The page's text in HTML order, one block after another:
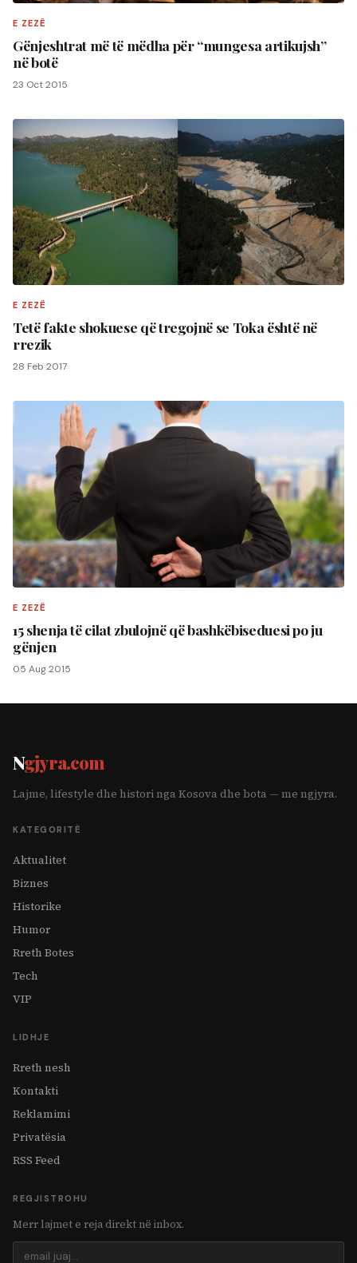
E ZEZË
Gënjeshtrat më të mëdha për “mungesa artikujsh”
në botë
23 Oct 2015
E ZEZË
Tetë fakte shokuese që tregojnë se Toka është në
rrezik
28 Feb 2017
E ZEZË
15 shenja të cilat zbulojnë që bashkëbiseduesi po ju
gënjen
05 Aug 2015
Ngjyra.com
Lajme, lifestyle dhe histori nga Kosova dhe bota — me ngjyra.
KATEGORITË
Aktualitet
Biznes
Historike
Humor
Rreth Botes
Tech
VIP
LIDHJE
Rreth nesh
Kontakti
Reklamimi
Privatësia
RSS Feed
REGJISTROHU
Merr lajmet e reja direkt në inbox.